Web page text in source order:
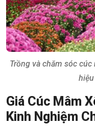
Trồng và chăm sóc
Giá Cúc Mâm
Kinh Nghiệm